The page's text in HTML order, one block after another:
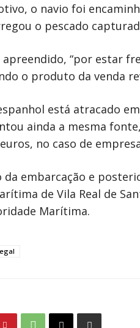
o navio foi
o pescado
apreendido, “por estar
o produto da venda
está atracado
ainda a mesma
no caso de
da embarcação e
de Vila Real de
Marítima.